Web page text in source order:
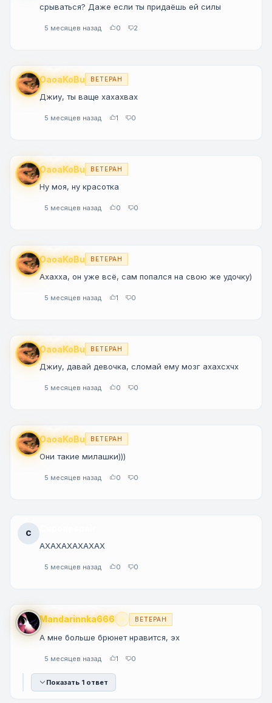
срываться? Даже если ты придаёшь ей силы
5 месяцев назад 0 2
OaoaKoBu ВЕТЕРАН
Джиу, ты ваще хахахвах
5 месяцев назад 1 0
OaoaKoBu ВЕТЕРАН
Ну моя, ну красотка
5 месяцев назад 0 0
OaoaKoBu ВЕТЕРАН
Ахахха, он уже всё, сам попался на свою же удочку)
5 месяцев назад 1 0
OaoaKoBu ВЕТЕРАН
Джиу, давай девочка, сломай ему мозг ахахсхчх
5 месяцев назад 0 0
OaoaKoBu ВЕТЕРАН
Они такие милашки)))
5 месяцев назад 0 0
C
АХАХАХАХАХАХ
5 месяцев назад 0 0
Mandarinnka666
Premium
ВЕТЕРАН
А мне больше брюнет нравится, эх
5 месяцев назад 1 0
Показать 1 ответ